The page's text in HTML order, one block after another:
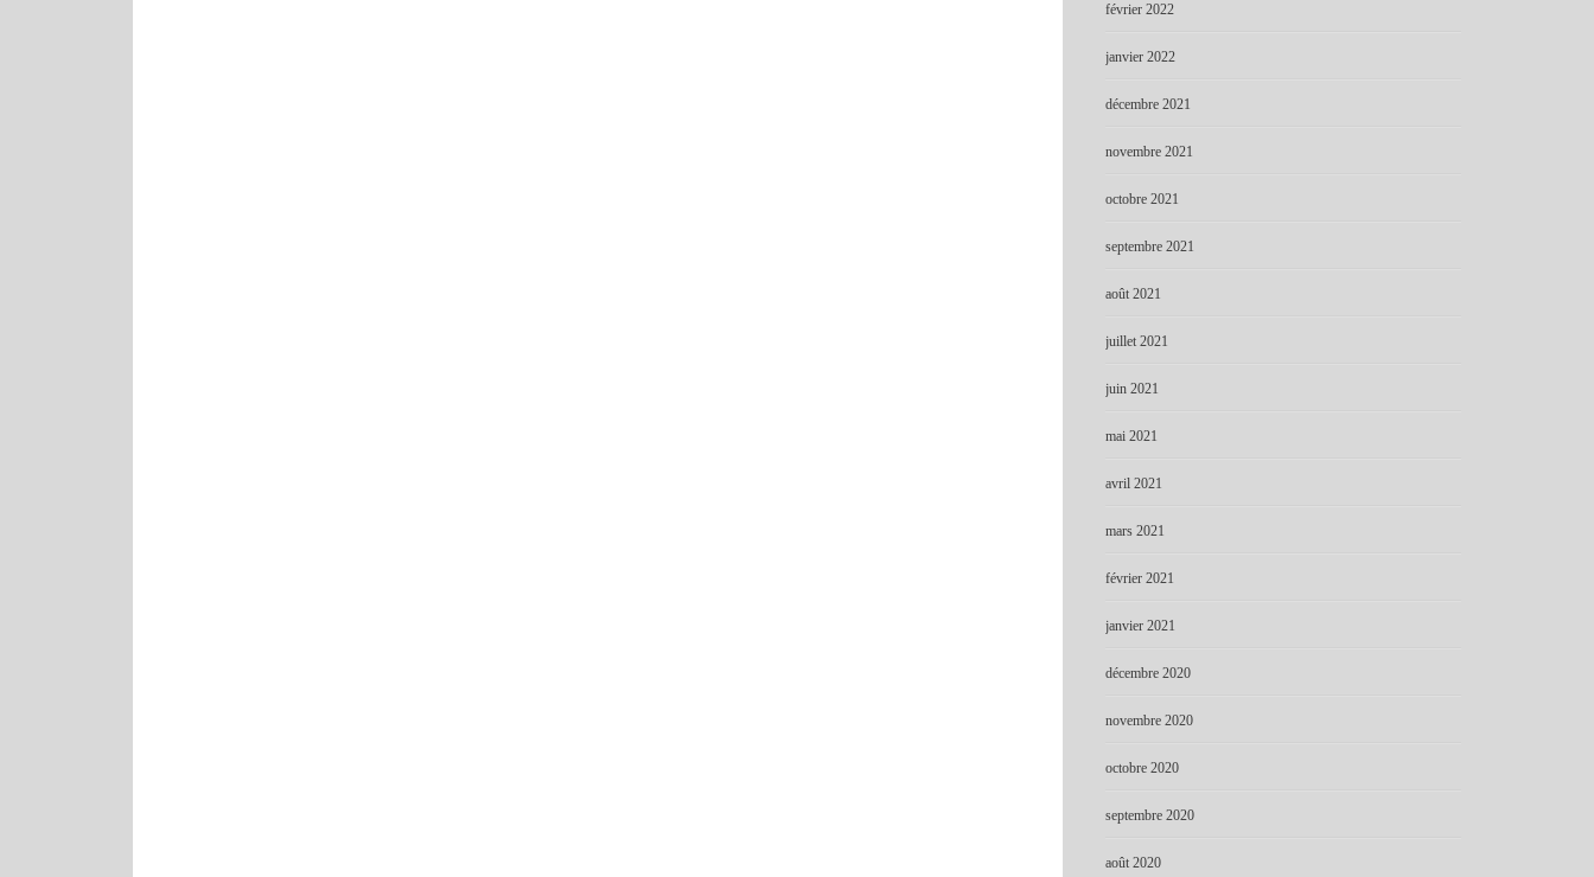
février 2022
janvier 2022
décembre 2021
novembre 2021
octobre 2021
septembre 2021
août 2021
juillet 2021
juin 2021
mai 2021
avril 2021
mars 2021
février 2021
janvier 2021
décembre 2020
novembre 2020
octobre 2020
septembre 2020
août 2020